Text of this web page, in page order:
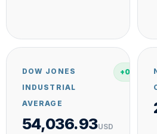
DOW JONES
INDUSTRIAL
AVERAGE
54,036.93USD
+0.28%